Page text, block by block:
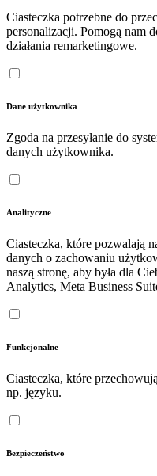
Ciasteczka potrzebne do
personalizacji. Pomogą nam
działania remarketingowe.
Dane użytkownika
Zgoda na przesyłanie do
danych użytkownika.
Analityczne
Ciasteczka, które pozwalają
danych o zachowaniu
naszą stronę, aby była dla
Analytics, Meta Business
Funkcjonalne
Ciasteczka, które
np. języku.
Bezpieczeństwo